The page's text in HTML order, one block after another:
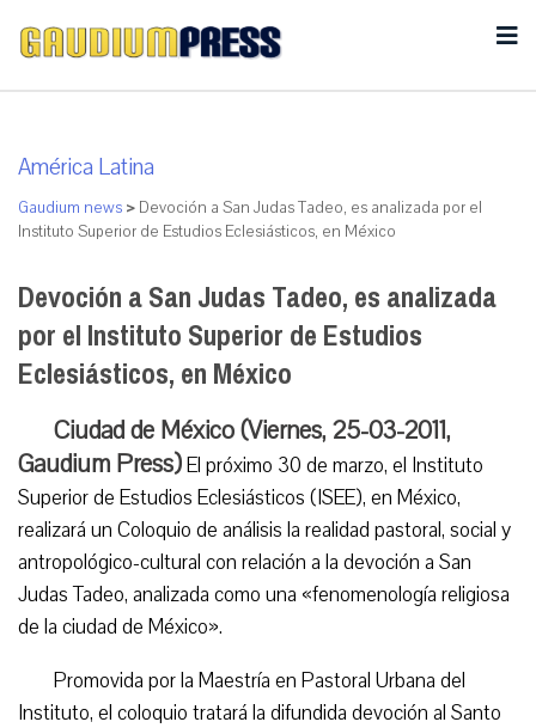
América Latina
Gaudium news > Devoción a San Judas Tadeo, es analizada por el
Instituto Superior de Estudios Eclesiásticos, en México
Devoción a San Judas Tadeo, es analizada
por el Instituto Superior de Estudios
Eclesiásticos, en México
Ciudad de México (Viernes, 25-03-2011,
Gaudium Press)El próximo 30 de marzo, el Instituto
Superior de Estudios Eclesiásticos (ISEE), en México,
realizará un Coloquio de análisis la realidad pastoral, social y
antropológico-cultural con relación a la devoción a San
Judas Tadeo, analizada como una «fenomenología religiosa
de la ciudad de México».
Promovida por la Maestría en Pastoral Urbana del
Instituto, el coloquio tratará la difundida devoción al Santo